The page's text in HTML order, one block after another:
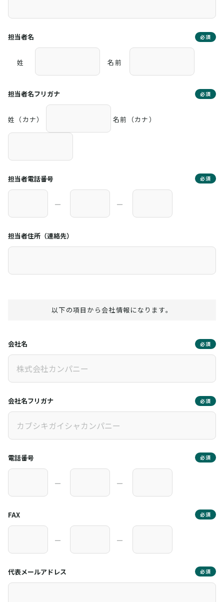
担当者名 必須
姓 名前
担当者名フリガナ 必須
姓（カナ） 名前（カナ）
担当者電話番号 必須
― ―
担当者住所（連絡先）
以下の項目から会社情報になります。
会社名 必須
会社名フリガナ 必須
電話番号 必須
― ―
FAX 必須
― ―
代表メールアドレス 必須